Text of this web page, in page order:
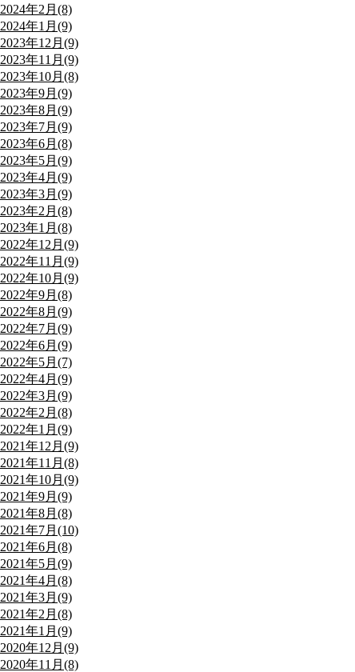
2024年2月(8)
2024年1月(9)
2023年12月(9)
2023年11月(9)
2023年10月(8)
2023年9月(9)
2023年8月(9)
2023年7月(9)
2023年6月(8)
2023年5月(9)
2023年4月(9)
2023年3月(9)
2023年2月(8)
2023年1月(8)
2022年12月(9)
2022年11月(9)
2022年10月(9)
2022年9月(8)
2022年8月(9)
2022年7月(9)
2022年6月(9)
2022年5月(7)
2022年4月(9)
2022年3月(9)
2022年2月(8)
2022年1月(9)
2021年12月(9)
2021年11月(8)
2021年10月(9)
2021年9月(9)
2021年8月(8)
2021年7月(10)
2021年6月(8)
2021年5月(9)
2021年4月(8)
2021年3月(9)
2021年2月(8)
2021年1月(9)
2020年12月(9)
2020年11月(8)